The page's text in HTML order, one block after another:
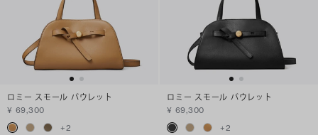
ロミー スモール バウレット
¥ 69,300
+2
ロミー スモール バウレット
¥ 69,300
+2